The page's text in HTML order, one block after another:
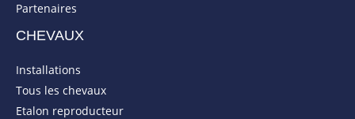
Partenaires
CHEVAUX
Installations
Tous les chevaux
Etalon reproducteur